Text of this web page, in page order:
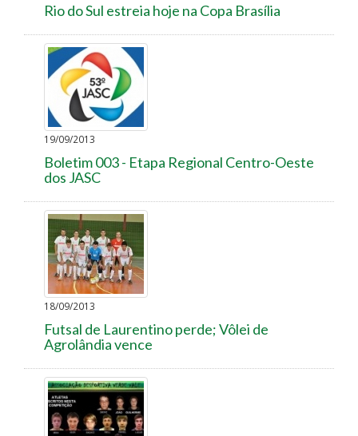
Rio do Sul estreia hoje na Copa Brasília
19/09/2013
Boletim 003 - Etapa Regional Centro-Oeste
dos JASC
18/09/2013
Futsal de Laurentino perde; Vôlei de
Agrolândia vence